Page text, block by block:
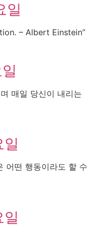
일
– Albert Einstein”
매일 당신이 내리는
어떤 행동이라도 할 수